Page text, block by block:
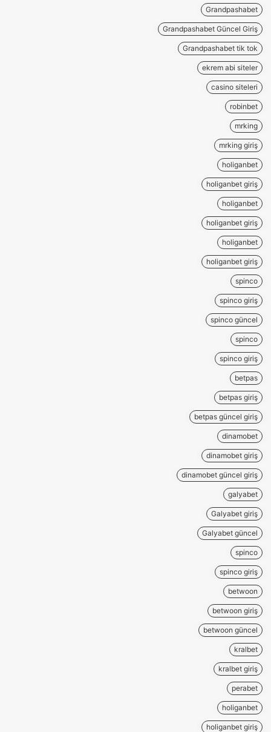
Grandpashabet
Grandpashabet Güncel Giriş
Grandpashabet tik tok
ekrem abi siteler
casino siteleri
robinbet
mrking
mrking giriş
holiganbet
holiganbet giriş
holiganbet
holiganbet giriş
holiganbet
holiganbet giriş
spinco
spinco giriş
spinco güncel
spinco
spinco giriş
betpas
betpas giriş
betpas güncel giriş
dinamobet
dinamobet giriş
dinamobet güncel giriş
galyabet
Galyabet giriş
Galyabet güncel
spinco
spinco giriş
betwoon
betwoon giriş
betwoon güncel
kralbet
kralbet giriş
perabet
holiganbet
holiganbet giriş